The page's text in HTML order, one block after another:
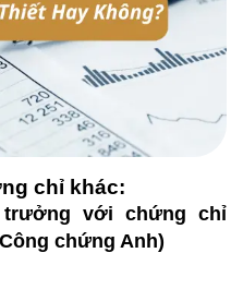
chỉ khác:
với chứng chỉ
chứng Anh)